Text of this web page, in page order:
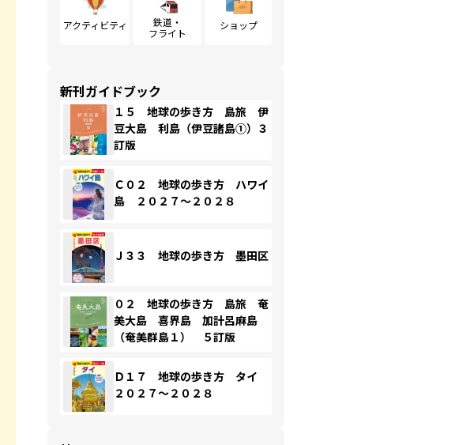
アクティビティ
鉄道・
フライト
ショップ
新刊ガイドブック
１５ 地球の歩き方 島旅 伊
豆大島 利島（伊豆諸島①）３
訂版
Ｃ０２ 地球の歩き方 ハワイ
島 ２０２７～２０２８
Ｊ３３ 地球の歩き方 墨田区
０２ 地球の歩き方 島旅 奄
美大島 喜界島 加計呂麻島
（奄美群島１） ５訂版
Ｄ１７ 地球の歩き方 タイ
２０２７～２０２８